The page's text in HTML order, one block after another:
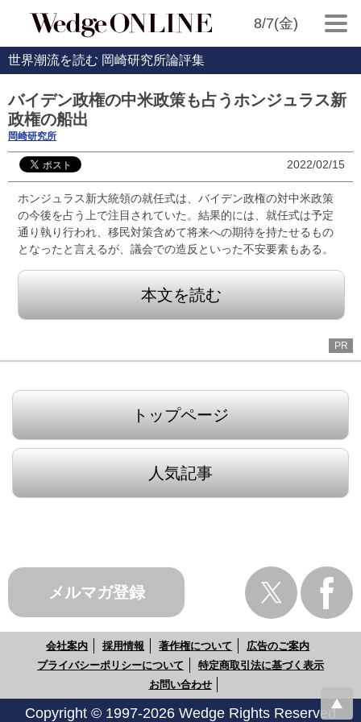
8/7(金)
世界潮流を読む 岡崎研究所論評集
バイデン政権の中米政策も占うホンジュラス新
政権の船出
岡崎研究所
2022/02/15
ホンジュラス新大統領の就任式は、バイデン政権の対中米政策
の今後を占う上で注目されていた。結果的には、就任式は予定
通り執り行われ、移民対策含めて将来への期待を持たせるもの
となったと言えるが、議会での造反といった不安要素もある。
本文を読む
PR
トップページ
人気記事
メルマガ登録
会社案内 採用情報 著作権について
広告のご案内
プライバシーポリシーについて
特定商取引法に基づく表示
お問い合わせ
Copyright © 1997-2026 Wedge Rights Reserved